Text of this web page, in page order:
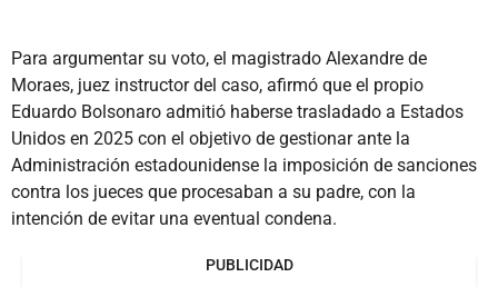
Para argumentar su voto, el magistrado Alexandre de
Moraes, juez instructor del caso, afirmó que el propio
Eduardo Bolsonaro admitió haberse trasladado a Estados
Unidos en 2025 con el objetivo de gestionar ante la
Administración estadounidense la imposición de sanciones
contra los jueces que procesaban a su padre, con la
intención de evitar una eventual condena.
PUBLICIDAD